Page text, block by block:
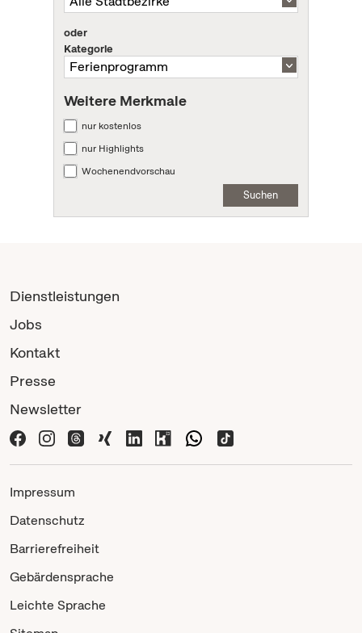
oder
Kategorie
Weitere Merkmale
nur kostenlos
nur Highlights
Wochenendvorschau
Suchen
Dienstleistungen
Jobs
Kontakt
Presse
Newsletter
Impressum
Datenschutz
Barrierefreiheit
Gebärdensprache
Leichte Sprache